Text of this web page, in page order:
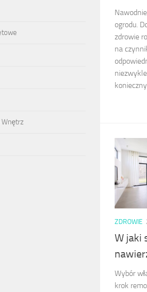
ogrodu.
zdrowie
na
ZDROWIE
W jaki
Wybór
krok
Wnętrz